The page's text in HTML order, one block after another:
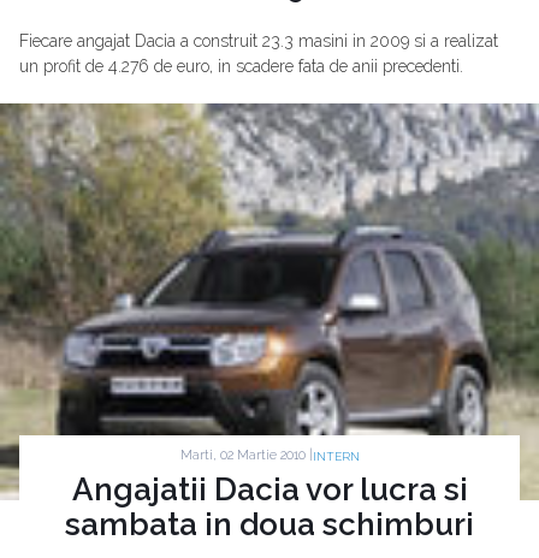
Fiecare angajat Dacia a construit 23.3 masini in 2009 si a realizat
un profit de 4.276 de euro, in scadere fata de anii precedenti.
Marti, 02 Martie 2010 | INTERN
Angajatii Dacia vor lucra si
sambata in doua schimburi